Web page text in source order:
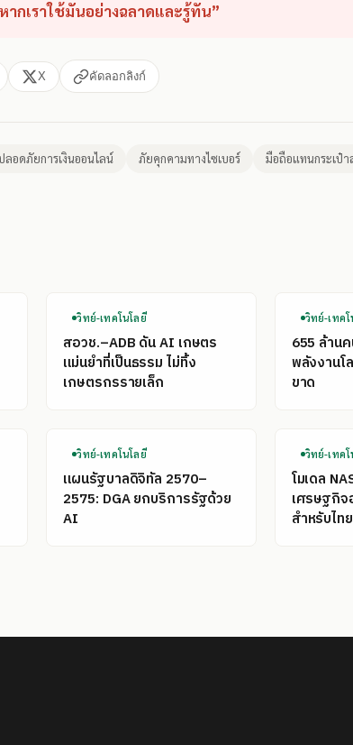
ากเราใช้มันอย่างฉลาดและรู้ทัน”
X คัดลอกลิงก์
ลอดภัยการเงินออนไลน์ ภัยคุกคามทางไซเบอร์
มือถือแทนกระเป๋
วิทย์-เทคโนโลยี
สอวช.–ADB ดัน AI เกษตร
แม่นยำที่เป็นธรรม ไม่ทิ้ง
เกษตรกรรายเล็ก
วิทย์-เทค
655 ล้าน
พลังงานโ
ขาด
วิทย์-เทคโนโลยี
แผนรัฐบาลดิจิทัล 2570–
2575: DGA ยกบริการรัฐด้วย
AI
วิทย์-เทค
โมเดล
เศรษฐกิจ
สำหรับไทย